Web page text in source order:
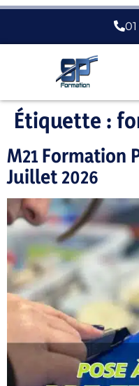
Étiquette :
M21 Formation
Juillet 2026